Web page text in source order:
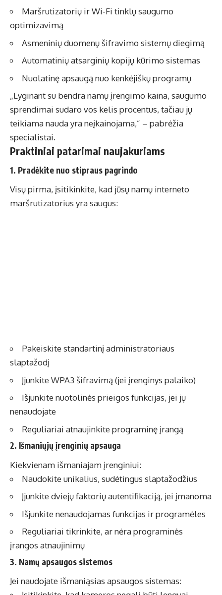
Maršrutizatorių ir Wi-Fi tinklų saugumo
optimizavimą
Asmeninių duomenų šifravimo sistemų diegimą
Automatinių atsarginių kopijų kūrimo sistemas
Nuolatinę apsaugą nuo kenkėjiškų programų
„Lyginant su bendra namų įrengimo kaina, saugumo
sprendimai sudaro vos kelis procentus, tačiau jų
teikiama nauda yra neįkainojama,” – pabrėžia
specialistai.
Praktiniai patarimai naujakuriams
1. Pradėkite nuo stipraus pagrindo
Visų pirma, įsitikinkite, kad jūsų namų interneto
maršrutizatorius yra saugus:
Pakeiskite standartinį administratoriaus
slaptažodį
Įjunkite WPA3 šifravimą (jei įrenginys palaiko)
Išjunkite nuotolinės prieigos funkcijas, jei jų
nenaudojate
Reguliariai atnaujinkite programinę įrangą
2. Išmaniųjų įrenginių apsauga
Kiekvienam išmaniajam įrenginiui:
Naudokite unikalius, sudėtingus slaptažodžius
Įjunkite dviejų faktorių autentifikaciją, jei įmanoma
Išjunkite nenaudojamas funkcijas ir programėles
Reguliariai tikrinkite, ar nėra programinės
įrangos atnaujinimų
3. Namų apsaugos sistemos
Jei naudojate išmaniąsias apsaugos sistemas: